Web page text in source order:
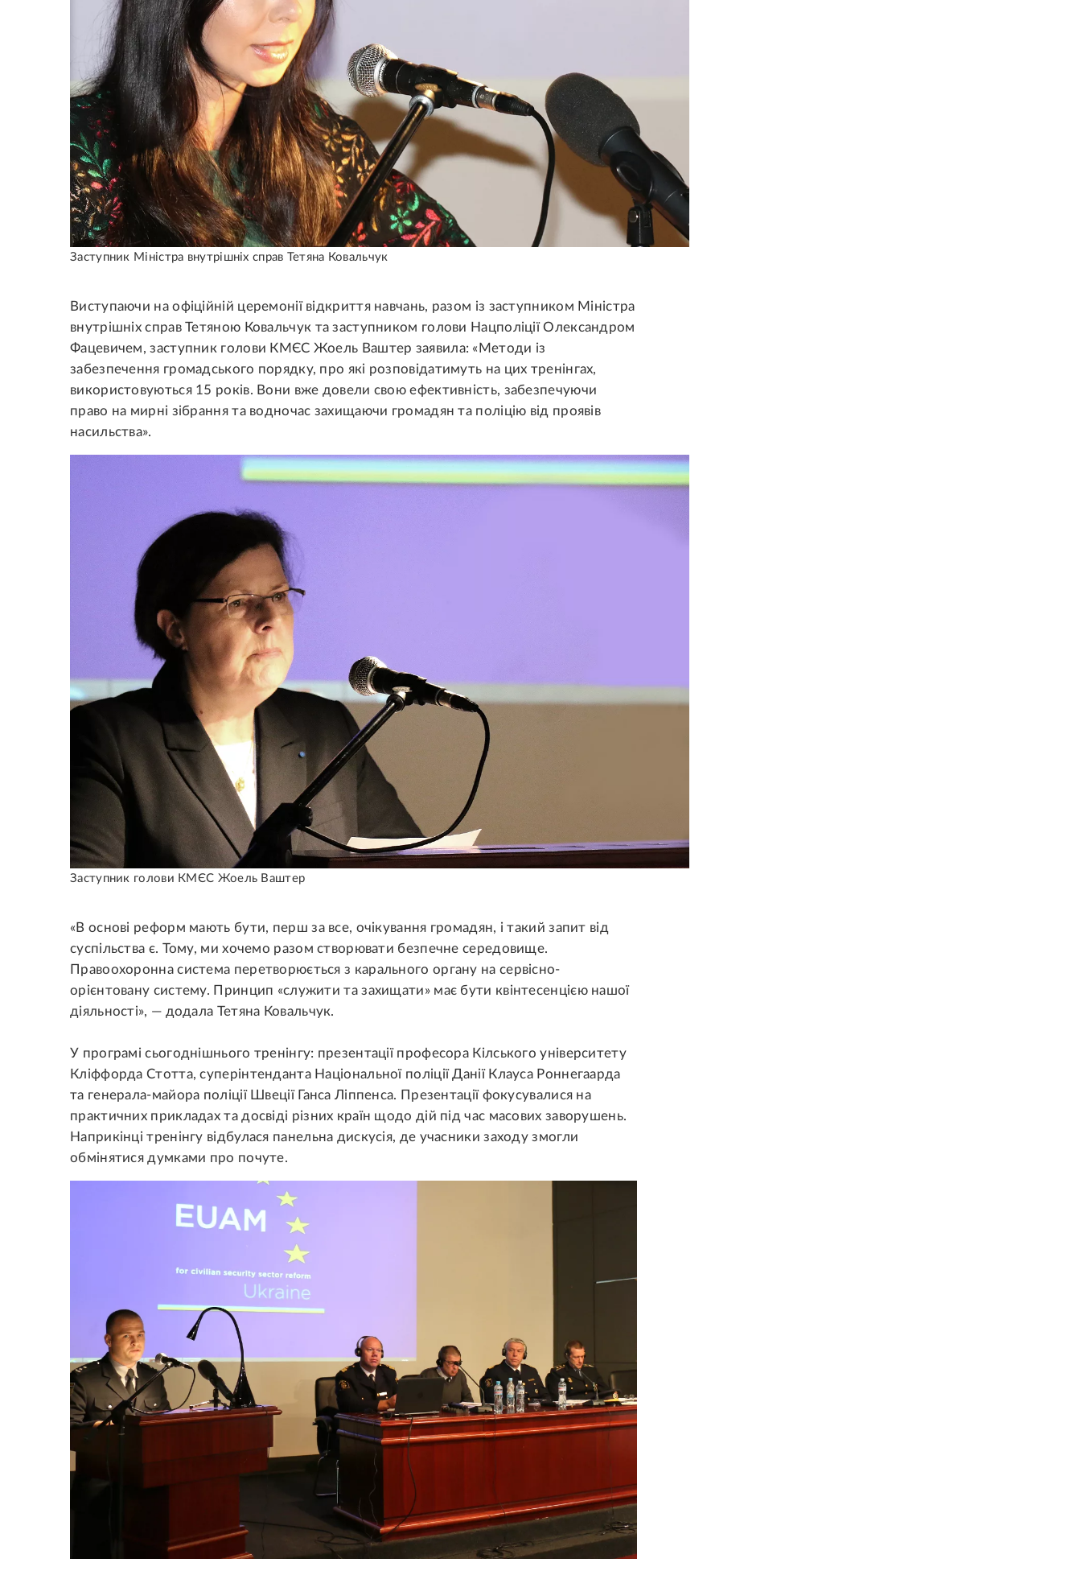
Заступник Міністра внутрішніх справ Тетяна Ковальчук
Виступаючи на офіційній церемонії відкриття навчань, разом із заступником Міністра
внутрішніх справ Тетяною Ковальчук та заступником голови Нацполіції Олександром
Фацевичем, заступник голови КМЄС Жоель Ваштер заявила: «Методи із
забезпечення громадського порядку, про які розповідатимуть на цих тренінгах,
використовуються 15 років. Вони вже довели свою ефективність, забезпечуючи
право на мирні зібрання та водночас захищаючи громадян та поліцію від проявів
насильства».
Заступник голови КМЄС Жоель Ваштер
«В основі реформ мають бути, перш за все, очікування громадян, і такий запит від
суспільства є. Тому, ми хочемо разом створювати безпечне середовище.
Правоохоронна система перетворюється з карального органу на сервісно-
орієнтовану систему. Принцип «служити та захищати» має бути квінтесенцією нашої
діяльності», — додала Тетяна Ковальчук.
У програмі сьогоднішнього тренінгу: презентації професора Кілського університету
Кліффорда Стотта, суперінтенданта Національної поліції Данії Клауса Роннегаарда
та генерала-майора поліції Швеції Ганса Ліппенса. Презентації фокусувалися на
практичних прикладах та досвіді різних країн щодо дій під час масових заворушень.
Наприкінці тренінгу відбулася панельна дискусія, де учасники заходу змогли
обмінятися думками про почуте.